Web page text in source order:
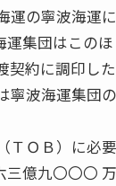
運の寧波海運
集団はこの
契約に調印した
寧波海運集団
ＴＯＢ）に必
億九〇〇〇 万